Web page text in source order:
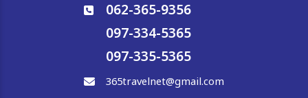
062-365-9356
097-334-5365
097-335-5365
365travelnet@gmail.com